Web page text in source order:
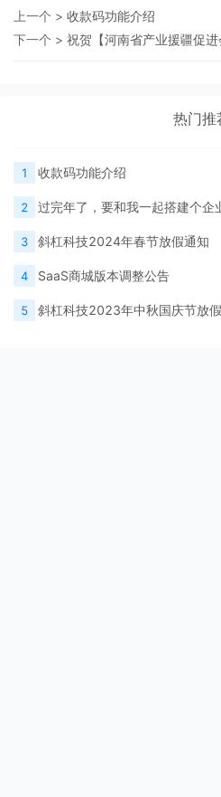
上一个 > 收款码功能介绍
下一个 > 祝贺【河南省产业援疆促
热门推
1 收款码功能介绍
2 过完年了，要和我一起搭建个企
3 斜杠科技2024年春节放假通知
4 SaaS商城版本调整公告
5 斜杠科技2023年中秋国庆节放